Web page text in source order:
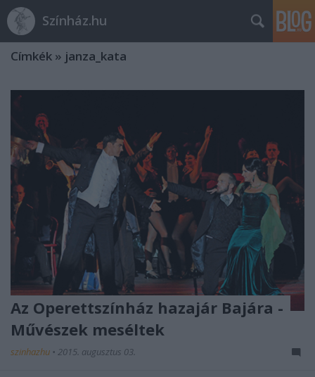
Színház.hu
Címkék » janza_kata
Az Operettszínház hazajár Bajára -
Művészek meséltek
szinhazhu • 2015. augusztus 03.